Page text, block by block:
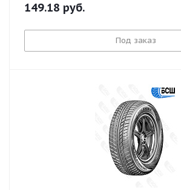
149.18 руб.
Под заказ